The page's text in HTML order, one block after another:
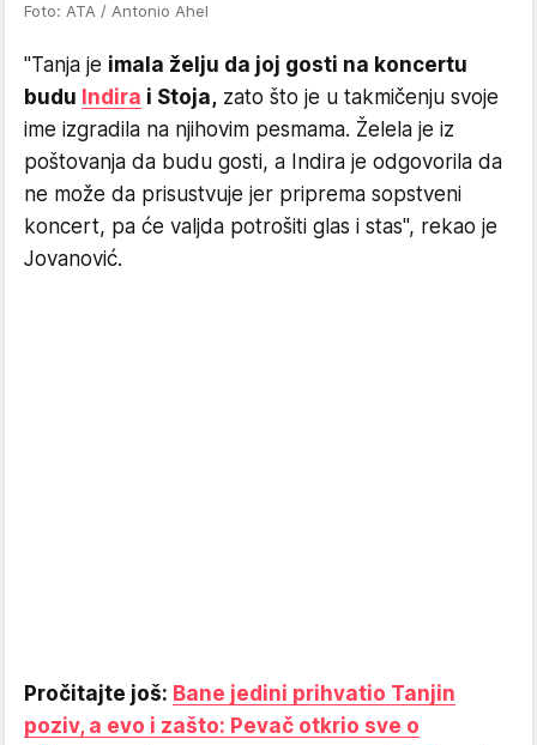
Foto: ATA / Antonio Ahel
"Tanja je imala želju da joj gosti na koncertu
budu Indira i Stoja, zato što je u takmičenju svoje
ime izgradila na njihovim pesmama. Želela je iz
poštovanja da budu gosti, a Indira je odgovorila da
ne može da prisustvuje jer priprema sopstveni
koncert, pa će valjda potrošiti glas i stas", rekao je
Jovanović.
Pročitajte još: Bane jedini prihvatio Tanjin
poziv, a evo i zašto: Pevač otkrio sve o